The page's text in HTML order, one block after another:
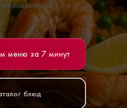
меню за 7 минут
блюд
мероприятий